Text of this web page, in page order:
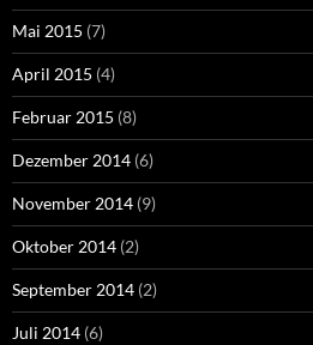
Mai 2015 (7)
April 2015 (4)
Februar 2015 (8)
Dezember 2014 (6)
November 2014 (9)
Oktober 2014 (2)
September 2014 (2)
Juli 2014 (6)